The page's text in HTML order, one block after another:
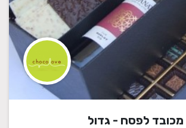
לפסח - גדול